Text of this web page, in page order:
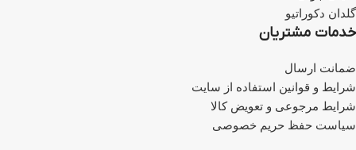
گلدان دکوراتیو
خدمات مشتریان
ضمانت ارسال
شرایط و قوانین استفاده از سایت
شرایط مرجوعی و تعویض کالا
سیاست حفظ حریم خصوصی